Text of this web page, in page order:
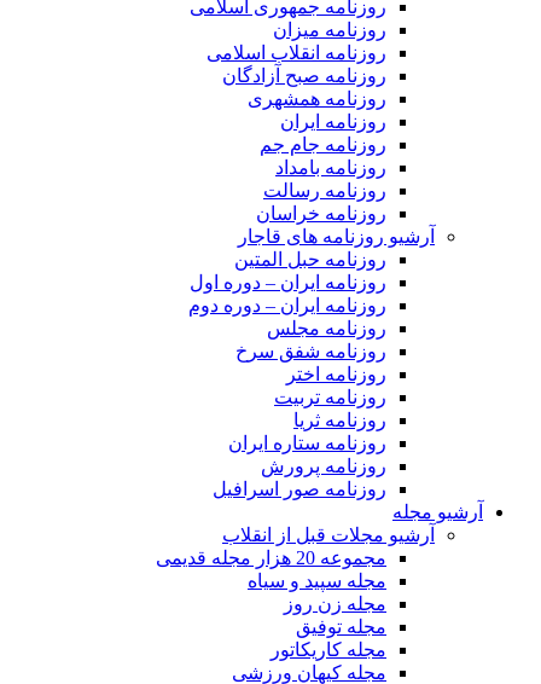
روزنامه جمهوری اسلامی
روزنامه میزان
روزنامه انقلاب اسلامی
روزنامه صبح آزادگان
روزنامه همشهری
روزنامه ایران
روزنامه جام جم
روزنامه بامداد
روزنامه رسالت
روزنامه خراسان
آرشیو روزنامه های قاجار
روزنامه حبل المتین
روزنامه ایران – دوره اول
روزنامه ایران – دوره دوم
روزنامه مجلس
روزنامه شفق سرخ
روزنامه اختر
روزنامه تربیت
روزنامه ثریا
روزنامه ستاره ایران
روزنامه پرورش
روزنامه صور اسرافیل
آرشیو مجله
آرشیو مجلات قبل از انقلاب
مجموعه 20 هزار مجله قدیمی
مجله سپید و سیاه
مجله زن روز
مجله توفیق
مجله کاریکاتور
مجله کیهان ورزشی